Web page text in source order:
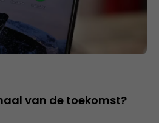
van de toekomst?